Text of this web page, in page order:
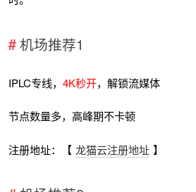
机场推荐1
IPLC专线，4K秒开，解锁流媒体
节点数量多，高峰期不卡顿
注册地址：【 龙猫云注册地址 】